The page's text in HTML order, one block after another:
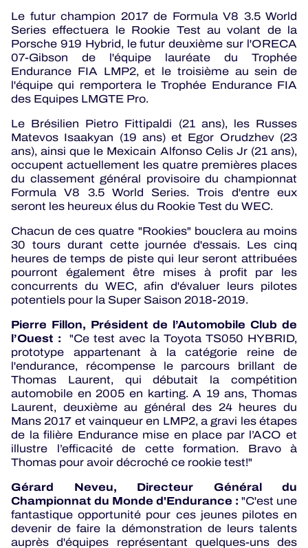
Le futur champion 2017 de Formula V8 3.5 World
Series effectuera le Rookie Test au volant de la
Porsche 919 Hybrid, le futur deuxième sur l'ORECA
07-Gibson de l'équipe lauréate du Trophée
Endurance FIA LMP2, et le troisième au sein de
l'équipe qui remportera le Trophée Endurance FIA
des Equipes LMGTE Pro.
Le Brésilien Pietro Fittipaldi (21 ans), les Russes
Matevos Isaakyan (19 ans) et Egor Orudzhev (23
ans), ainsi que le Mexicain Alfonso Celis Jr (21 ans),
occupent actuellement les quatre premières places
du classement général provisoire du championnat
Formula V8 3.5 World Series. Trois d'entre eux
seront les heureux élus du Rookie Test du WEC.
Chacun de ces quatre "Rookies" bouclera au moins
30 tours durant cette journée d'essais. Les cinq
heures de temps de piste qui leur seront attribuées
pourront également être mises à profit par les
concurrents du WEC, afin d'évaluer leurs pilotes
potentiels pour la Super Saison 2018-2019.
Pierre Fillon, Président de l’Automobile Club de
l’Ouest : "Ce test avec la Toyota TS050 HYBRID,
prototype appartenant à la catégorie reine de
l'endurance, récompense le parcours brillant de
Thomas Laurent, qui débutait la compétition
automobile en 2005 en karting. A 19 ans, Thomas
Laurent, deuxième au général des 24 heures du
Mans 2017 et vainqueur en LMP2, a gravi les étapes
de la filière Endurance mise en place par l’ACO et
illustre l’efficacité de cette formation. Bravo à
Thomas pour avoir décroché ce rookie test!"
Gérard Neveu, Directeur Général du
Championnat du Monde d'Endurance : "C'est une
fantastique opportunité pour ces jeunes pilotes en
devenir de faire la démonstration de leurs talents
auprès d'équipes représentant quelques-uns des